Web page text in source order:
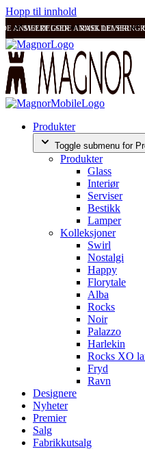
Hopp til innhold
ANMELDELSER RASK LEVERING
SVÆRT GODE ANMELDELSER
Produkter
Toggle submenu for
Produkter
Glass
Interiør
Serviser
Bestikk
Lamper
Kolleksjoner
Swirl
Nostalgi
Happy
Florytale
Alba
Rocks
Noir
Palazzo
Harlekin
Rocks XO
Fryd
Ravn
Designere
Nyheter
Premier
Salg
Fabrikkutsalg